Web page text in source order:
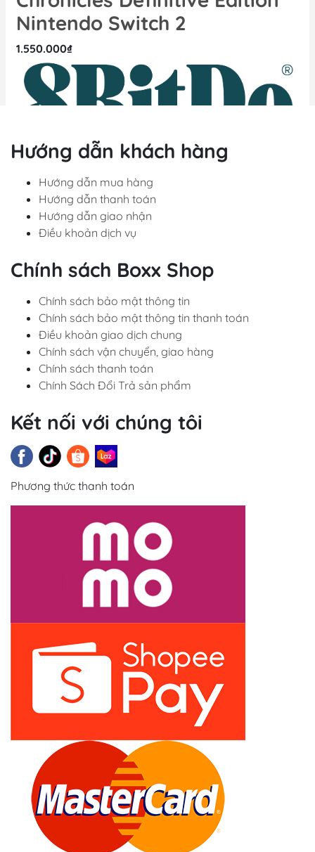
Liên hệ
Nintendo Switch 2
1.550.000₫
Hướng dẫn khách hàng
Hướng dẫn mua hàng
Hướng dẫn thanh toán
Hướng dẫn giao nhận
Điều khoản dịch vụ
Chính sách Boxx Shop
Chính sách bảo mật thông tin
Chính sách bảo mật thông tin thanh toán
Điều khoản giao dịch chung
Chính sách vận chuyển, giao hàng
Chính sách thanh toán
Chính Sách Đổi Trả sản phẩm
Kết nối với chúng tôi
Phương thức thanh toán